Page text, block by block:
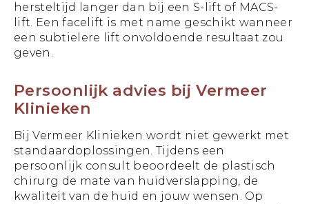
hersteltijd langer dan bij een S-lift of MACS-
lift. Een facelift is met name geschikt wanneer
een subtielere lift onvoldoende resultaat zou
geven.
Persoonlijk advies bij Vermeer
Klinieken
Bij Vermeer Klinieken wordt niet gewerkt met
standaardoplossingen. Tijdens een
persoonlijk consult beoordeelt de plastisch
chirurg de mate van huidverslapping, de
kwaliteit van de huid en jouw wensen. Op